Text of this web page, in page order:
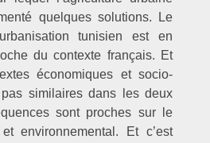
quelques solutions. Le
tunisien est en
du contexte français. Et
économiques et socio-
similaires dans les deux
sont proches sur le
environnemental. Et c’est